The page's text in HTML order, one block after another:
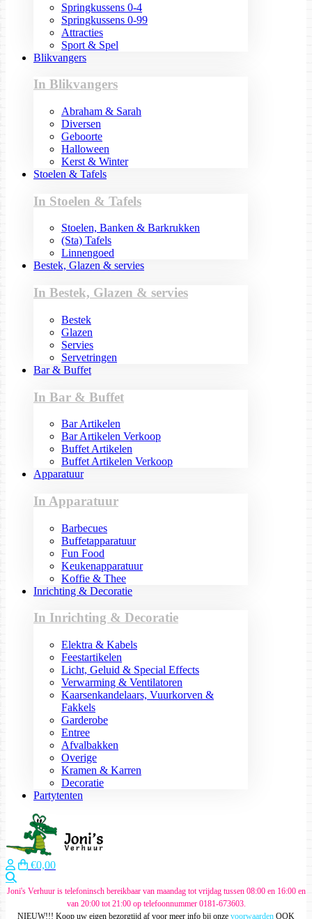
Springkussens 0-4
Springkussens 0-99
Attracties
Sport & Spel
Blikvangers
In Blikvangers
Abraham & Sarah
Diversen
Geboorte
Halloween
Kerst & Winter
Stoelen & Tafels
In Stoelen & Tafels
Stoelen, Banken & Barkrukken
(Sta) Tafels
Linnengoed
Bestek, Glazen & servies
In Bestek, Glazen & servies
Bestek
Glazen
Servies
Servetringen
Bar & Buffet
In Bar & Buffet
Bar Artikelen
Bar Artikelen Verkoop
Buffet Artikelen
Buffet Artikelen Verkoop
Apparatuur
In Apparatuur
Barbecues
Buffetapparatuur
Fun Food
Keukenapparatuur
Koffie & Thee
Inrichting & Decoratie
In Inrichting & Decoratie
Elektra & Kabels
Feestartikelen
Licht, Geluid & Special Effects
Verwarming & Ventilatoren
Kaarsenkandelaars, Vuurkorven &
Fakkels
Garderobe
Entree
Afvalbakken
Overige
Kramen & Karren
Decoratie
Partytenten
€0,00
Joni's Verhuur is telefoninsch bereikbaar van maandag tot vrijdag tussen 08:00 en 16:00 en
van 20:00 tot 21:00 op telefoonnummer 0181-673603.
NIEUW!!! Koop uw eigen bezorgtijd af voor meer info bij onze voorwaarden OOK